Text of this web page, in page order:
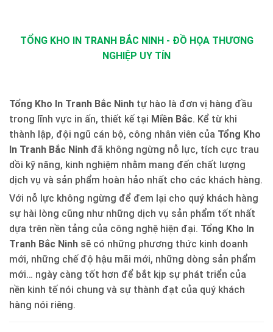
TỔNG KHO IN TRANH BẮC NINH - ĐỒ HỌA THƯƠNG
NGHIỆP UY TÍN
Tổng Kho In Tranh Bắc Ninh tự hào là đơn vị hàng đầu
trong lĩnh vực in ấn, thiết kế tại Miền Bắc. Kể từ khi
thành lập, đội ngũ cán bộ, công nhân viên của Tổng Kho
In Tranh Bắc Ninh đã không ngừng nỗ lực, tích cực trau
dồi kỹ năng, kinh nghiệm nhằm mang đến chất lượng
dịch vụ và sản phẩm hoàn hảo nhất cho các khách hàng.
Với nỗ lực không ngừng để đem lại cho quý khách hàng
sự hài lòng cũng như những dịch vụ sản phẩm tốt nhất
dựa trên nền tảng của công nghệ hiện đại. Tổng Kho In
Tranh Bắc Ninh sẽ có những phương thức kinh doanh
mới, những chế độ hậu mãi mới, những dòng sản phẩm
mới… ngày càng tốt hơn để bắt kịp sự phát triển của
nền kinh tế nói chung và sự thành đạt của quý khách
hàng nói riêng.